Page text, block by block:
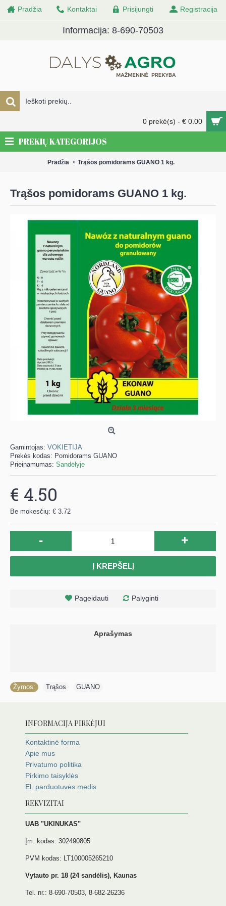
Pradžia Kontaktai Prisijungti Registracija
Informacija: 8-690-70503
0 prekė(s) - € 0.00
PREKIŲ KATEGORIJOS
Pradžia Trąšos pomidorams GUANO 1 kg.
Trąšos pomidorams GUANO 1 kg.
Gamintojas: VOKIETIJA
Prekės kodas: Pomidorams GUANO
Prieinamumas: Sandėlyje
€ 4.50
Be mokesčių: € 3.72
- +
Į KREPŠELĮ
Pageidauti Palyginti
Aprašymas
Žymos: Trąšos GUANO
INFORMACIJA PIRKĖJUI
Kontaktinė forma
Apie mus
Privatumo politika
Pirkimo taisyklės
El. parduotuvės medis
REKVIZITAI
UAB "UKINUKAS"
Įm. kodas: 302490805
PVM kodas: LT100005265210
Vytauto pr. 18 (24 sandėlis), Kaunas
Tel. nr.: 8-690-70503, 8-682-26236